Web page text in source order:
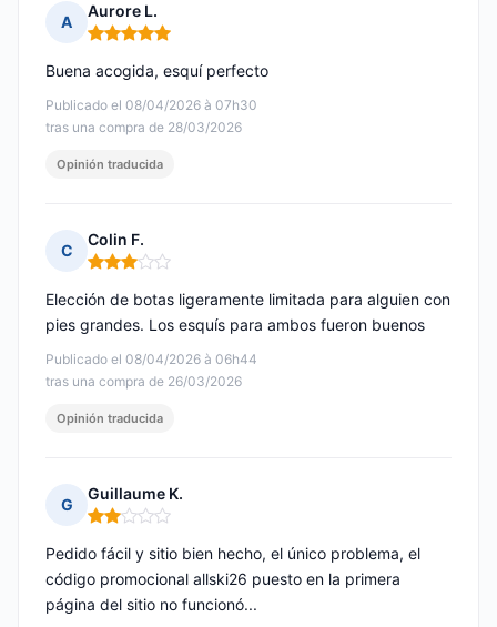
A
Aurore L.
Nota: 5 de 5
Publicado el 08/04/2026 à 07h30
tras una compra de 28/03/2026
Buena acogida, esquí perfecto
Opinión traducida
C
Colin F.
Nota: 3 de 5
Publicado el 08/04/2026 à 06h44
tras una compra de 26/03/2026
Elección de botas ligeramente limitada para alguien con
pies grandes. Los esquís para ambos fueron buenos
Opinión traducida
G
Guillaume K.
Nota: 2 de 5
Pedido fácil y sitio bien hecho, el único problema, el
código promocional allski26 puesto en la primera
página del sitio no funcionó...